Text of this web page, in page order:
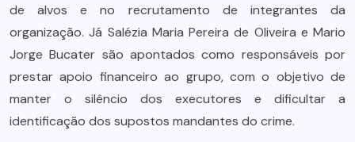
de alvos e no recrutamento de integrantes da
organização. Já Salézia Maria Pereira de Oliveira e Mario
Jorge Bucater são apontados como responsáveis por
prestar apoio financeiro ao grupo, com o objetivo de
manter o silêncio dos executores e dificultar a
identificação dos supostos mandantes do crime.